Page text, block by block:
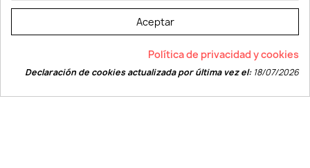
La página dispone de código accesible según las normas dictadas por la
W3C
Aceptar
Política de privacidad y cookies
Declaración de cookies actualizada por última vez el:18/07/2026